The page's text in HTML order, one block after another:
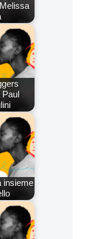
Paul
insieme